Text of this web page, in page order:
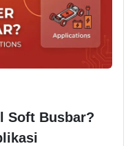
Soft Busbar?